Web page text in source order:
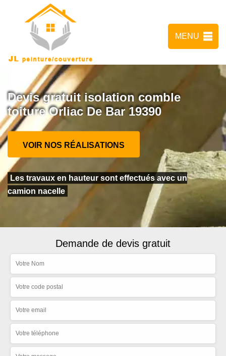
MENU
Devis gratuit isolation comble
toiture Orliac De Bar 19390
VOIR NOS RÉALISATIONS
Les travaux en hauteur sont effectués avec un
camion nacelle
Demande de devis gratuit